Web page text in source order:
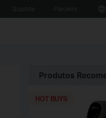
Produtos
HOT BUYS